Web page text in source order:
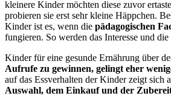
kleinere Kinder möchten diese zuvor
probieren sie erst sehr kleine Häppchen.
Kinder ist es, wenn die pädagogischen
fungieren. So werden das Interesse und
Kinder für eine gesunde Ernährung über
Aufrufe zu gewinnen, gelingt eher
auf das Essverhalten der Kinder zeigt sich
Auswahl, dem Einkauf und der